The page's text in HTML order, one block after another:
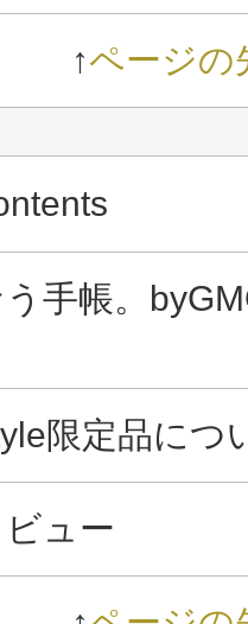
↑ページの
手帳。
限定品につ
ュー